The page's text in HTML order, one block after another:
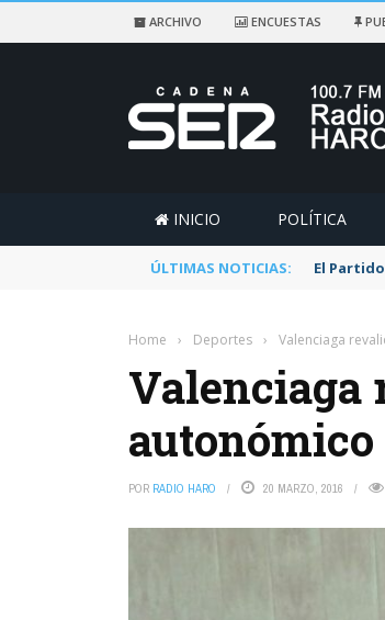
ARCHIVO ENCUESTAS
INICIO POLÍTICA
ÚLTIMAS NOTICIAS: Salud
Home › Deportes › Valenciaga
Valenciaga
POR RADIO HARO 20 MARZO, 2016